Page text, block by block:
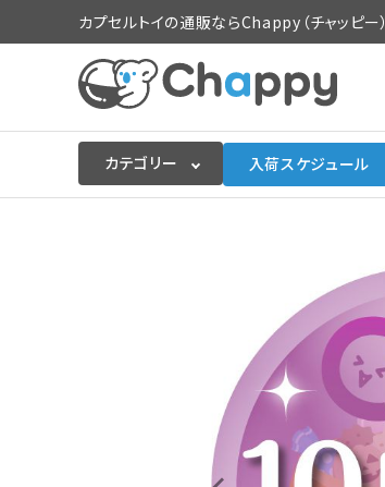
カプセルトイの通販ならChappy（チャッピー）
カテゴリー 入荷スケジュール